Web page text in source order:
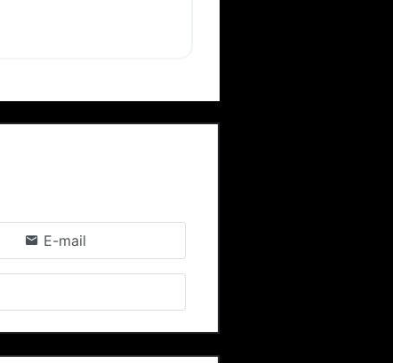
E-mail